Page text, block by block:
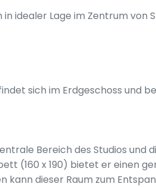
idealer Lage im Zentrum von
sich im Erdgeschoss und
Bereich des Studios und
(160 x 190) bietet er einen
kann dieser Raum zum